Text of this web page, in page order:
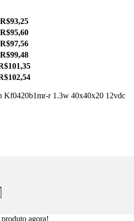
R$93,25
R$95,60
R$97,56
R$99,48
101,35
102,54
Kf0420b1mr-r 1.3w 40x40x20 12vdc
produto agora!